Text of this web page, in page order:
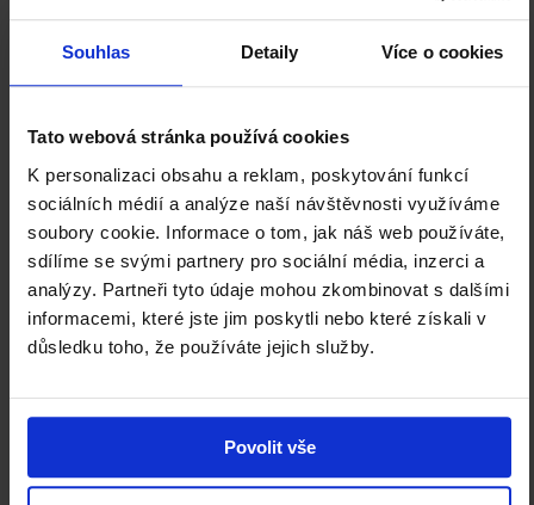
Souhlas Detaily Více o cookies
Tato webová stránka používá cookies
K personalizaci obsahu a reklam, poskytování funkcí
sociálních médií a analýze naší návštěvnosti využíváme
soubory cookie. Informace o tom, jak náš web používáte,
sdílíme se svými partnery pro sociální média, inzerci a
analýzy. Partneři tyto údaje mohou zkombinovat s dalšími
informacemi, které jste jim poskytli nebo které získali v
důsledku toho, že používáte jejich služby.
Povolit vše
Facebook
Instagram
YouTube
Staňte se členem Klubu přátel NGP a
podpořte nás.